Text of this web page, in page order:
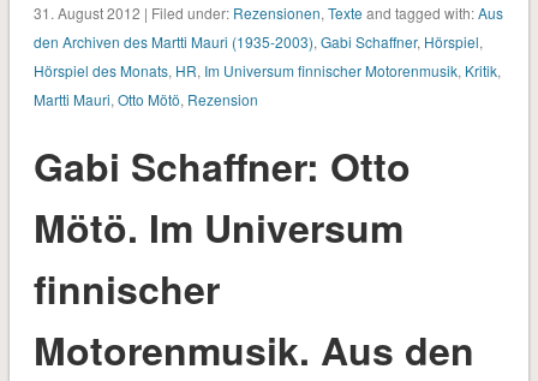
31. August 2012 | Filed under: Rezensionen, Texte and tagged with:Aus
den Archiven des Martti Mauri (1935-2003), Gabi Schaffner, Hörspiel,
Hörspiel des Monats, HR, Im Universum finnischer Motorenmusik, Kritik,
Martti Mauri, Otto Mötö, Rezension
Gabi Schaffner: Otto
Mötö. Im Universum
finnischer
Motorenmusik. Aus den